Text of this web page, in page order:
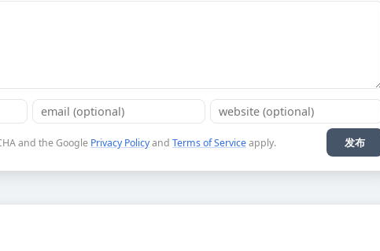
and the Google Privacy Policyand Terms of Serviceapply. 发布